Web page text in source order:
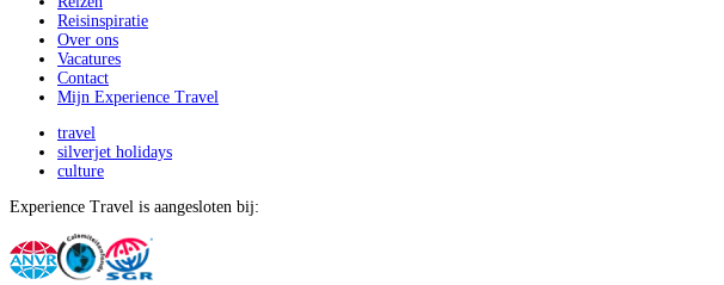
Reisinspiratie
Over ons
Vacatures
Contact
Mijn Experience Travel
travel
silverjet holidays
culture
Experience Travel is aangesloten bij: